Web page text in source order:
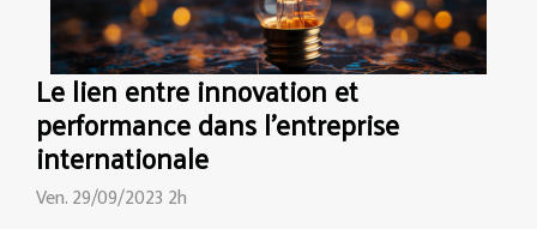
Le lien entre innovation et
performance dans l'entreprise
internationale
Ven. 29/09/2023 2h